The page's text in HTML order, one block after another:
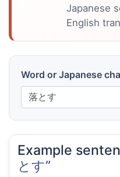
Japanese
English
Word or Japanese
Example
とす”